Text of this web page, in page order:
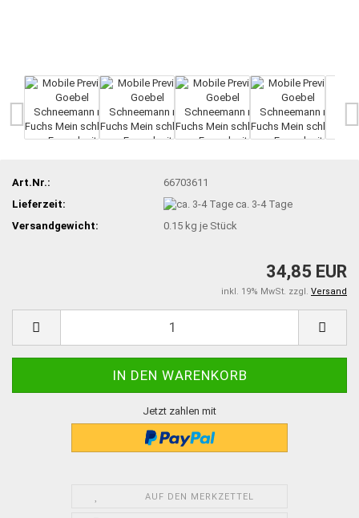
Art.Nr.:
66703611
Lieferzeit:
ca. 3-4 Tage
Versandgewicht:
0.15 kg je Stück
34,85 EUR
inkl. 19% MwSt. zzgl. Versand
Jetzt zahlen mit
AUF DEN MERKZETTEL